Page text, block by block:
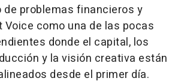
de problemas financieros y
Voice como una de las pocas
donde el capital, los
y la visión creativa están
desde el primer día.